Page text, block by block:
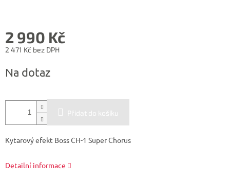
2 990 Kč
2 471 Kč bez DPH
cena:
Na dotaz
Přidat do košíku
Kytarový efekt Boss CH-1 Super Chorus
Detailní informace